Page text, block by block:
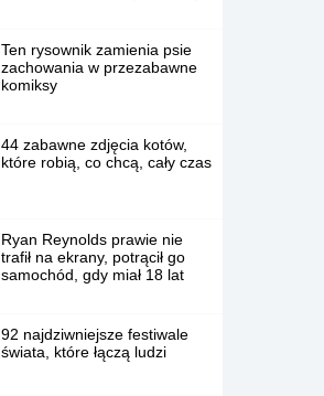
Ten rysownik zamienia psie
zachowania w przezabawne
komiksy
44 zabawne zdjęcia kotów,
które robią, co chcą, cały czas
Ryan Reynolds prawie nie
trafił na ekrany, potrącił go
samochód, gdy miał 18 lat
92 najdziwniejsze festiwale
świata, które łączą ludzi